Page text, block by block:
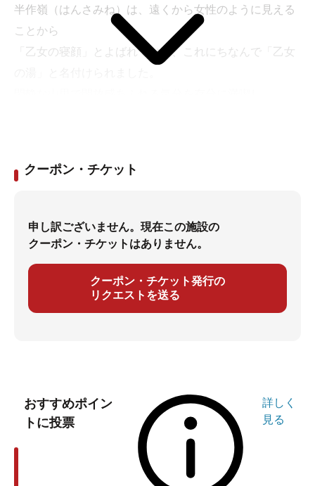
半作嶺（はんさみね）は、遠くから女性のように見える
ことから
「乙女の寝顔」とよばれており、これにちなんで「乙女
クーポン・チケット
申し訳ございません。現在この施設の
クーポン・チケットはありません。
クーポン・チケット発行の
リクエストを送る
おすすめポイン
トに投票
詳しく
見る